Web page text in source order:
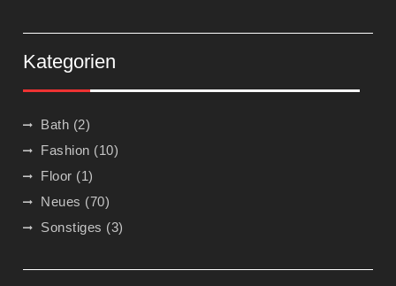
Kategorien
Bath (2)
Fashion (10)
Floor (1)
Neues (70)
Sonstiges (3)